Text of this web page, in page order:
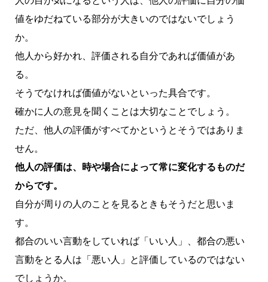
値をゆだねている部分が大きいのではないでしょう
か。
他人から好かれ、評価される自分であれば価値があ
る。
そうでなければ価値がないといった具合です。
確かに人の意見を聞くことは大切なことでしょう。
ただ、他人の評価がすべてかというとそうではありま
せん。
他人の評価は、時や場合によって常に変化するものだ
からです。
自分が周りの人のことを見るときもそうだと思いま
す。
都合のいい言動をしていれば「いい人」、都合の悪い
言動をとる人は「悪い人」と評価しているのではない
でしょうか。